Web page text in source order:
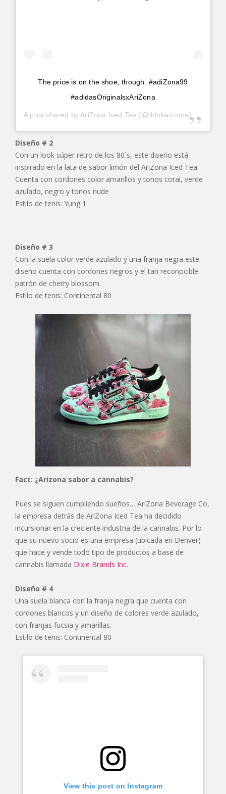
The price is on the shoe, though. #adiZona99
#adidasOriginalsxAriZona
A post shared by AriZona Iced Tea (@drinkarizona) on
Diseño # 2
Con un look súper retro de los 80´s, este diseño está
inspirado en la lata de sabor limón del AriZona Iced Tea.
Cuenta con cordones color amarillos y tonos coral, verde
azulado, negro y tonos nude
Estilo de tenis: Yung 1
Diseño # 3
Con la suela color verde azulado y una franja negra este
diseño cuenta con cordones negros y el tan reconocible
patrón de cherry blossom.
Estilo de tenis: Continental 80
Fact: ¿Arizona sabor a cannabis?
Pues se siguen cumpliendo sueños… AriZona Beverage Co,
la empresa detrás de AriZona Iced Tea ha decidido
incursionar en la creciente industria de la cannabis. Por lo
que su nuevo socio es una empresa (ubicada en Denver)
que hace y vende todo tipo de productos a base de
cannabis llamada Dixie Brands Inc.
Diseño # 4
Una suela blanca con la franja negra que cuenta con
cordones blancos y un diseño de colores verde azulado,
con franjas fucsia y amarillas.
Estilo de tenis: Continental 80
View this post on Instagram